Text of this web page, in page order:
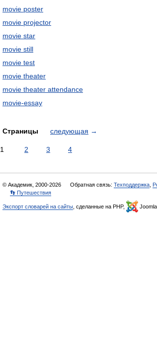
movie poster
movie projector
movie star
movie still
movie test
movie theater
movie theater attendance
movie-essay
Страницы следующая →
1 2 3 4
© Академик, 2000-2026 Обратная связь: Техподдержка
👣 Путешествия
Экспорт словарей на сайты , сделанные на PHP, Joomla,